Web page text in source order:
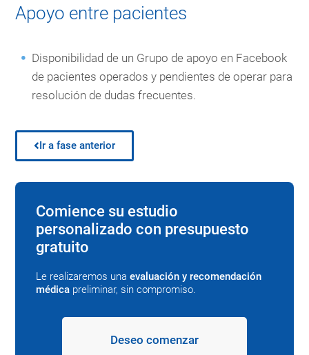
Apoyo entre pacientes
Disponibilidad de un Grupo de apoyo en Facebook
de pacientes operados y pendientes de operar para
resolución de dudas frecuentes.
Ir a fase anterior
Comience su estudio
personalizado con presupuesto
gratuito
Le realizaremos una evaluación y recomendación
médica preliminar, sin compromiso.
Deseo comenzar